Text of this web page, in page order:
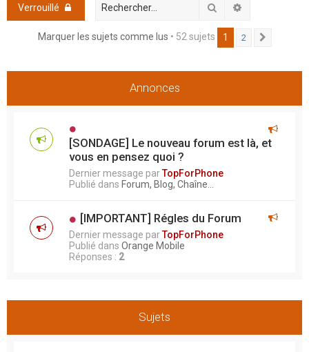
Verrouillé Rechercher
Marquer les sujets comme lus • 52 sujets 1 2
Annonces
[SONDAGE] Le nouveau forum est là, et
vous en pensez quoi ?
Dernier message parTopForPhone
Publié dans Forum, Blog, Chaîne...
[IMPORTANT] Régles du Forum
Dernier message parTopForPhone
Publié dans Orange Mobile
Réponses : 2
Sujets